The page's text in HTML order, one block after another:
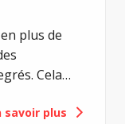
plus de
Cela
Les
savoir plus